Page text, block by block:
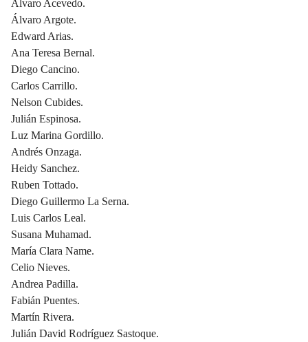
Álvaro Acevedo.
Álvaro Argote.
Edward Arias.
Ana Teresa Bernal.
Diego Cancino.
Carlos Carrillo.
Nelson Cubides.
Julián Espinosa.
Luz Marina Gordillo.
Andrés Onzaga.
Heidy Sanchez.
Ruben Tottado.
Diego Guillermo La Serna.
Luis Carlos Leal.
Susana Muhamad.
María Clara Name.
Celio Nieves.
Andrea Padilla.
Fabián Puentes.
Martín Rivera.
Julián David Rodríguez Sastoque.